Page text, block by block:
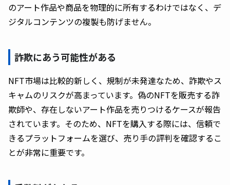
のアート作品や商品を物理的に所有するわけではなく、デ
ジタルコンテンツの複製も防げません。
詐欺にあう可能性がある
NFT市場は比較的新しく、規制が未発達なため、詐欺やス
キャムのリスクが高まっています。偽のNFTを販売する詐
欺師や、存在しないアート作品を売りつけるケースが報告
されています。そのため、NFTを購入する際には、信頼で
きるプラットフォームを選び、売り手の評判を確認するこ
とが非常に重要です。